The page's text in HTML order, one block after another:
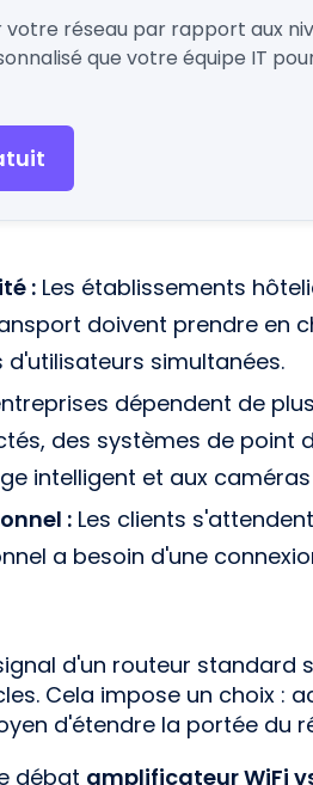
réseau par rapport aux
que votre équipe IT
: Les établissements
doivent prendre en
simultanées.
dépendent de
des systèmes de point
intelligent et aux
: Les clients
a besoin d'une
d'un routeur standard
Cela impose un choix :
d'étendre la portée du
débat amplificateur WiFi